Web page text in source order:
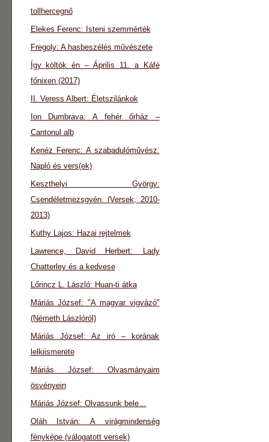
tollhercegnő
Elekes Ferenc: Isteni szemmérték
Fregoly: A hasbeszélés művészete
Így költök én – Április 11. a Káfé
főnixen (2017)
II. Veress Albert: Életszilánkok
Ion Dumbrava: A fehér őrház –
Cantonul alb
Kenéz Ferenc: A szabadulóművész.
Napló és vers(ek)
Keszthelyi György:
Csendéletmezsgyén. (Versek, 2010-
2013)
Kuthy Lajos: Hazai rejtelmek
Lawrence, David Herbert: Lady
Chatterley és a kedvese
Lőrincz L. László: Huan-ti átka
Máriás József: "A magyar vigyázó"
(Németh Lászlóról)
Máriás József: Az iró – korának
lelkiismerete
Máriás József: Olvasmányaim
ösvényein
Máriás József: Olvassunk bele…
Oláh István: A virágmindenség
fényképe (válogatott versek)